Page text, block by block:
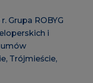
Grupa ROBYG
i
umów
Trójmieście,